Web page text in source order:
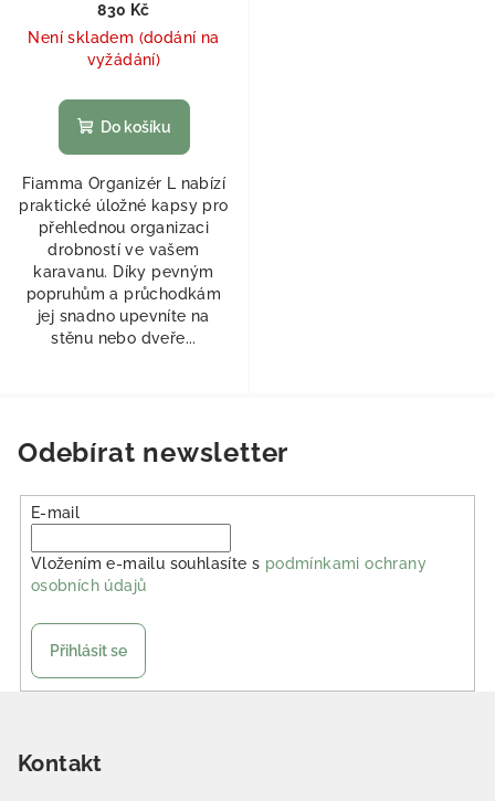
830 Kč
Není skladem (dodání na
vyžádání)
Do košíku
Fiamma Organizér L nabízí
praktické úložné kapsy pro
přehlednou organizaci
drobností ve vašem
karavanu. Díky pevným
popruhům a průchodkám
jej snadno upevníte na
stěnu nebo dveře...
Odebírat newsletter
E-mail
Vložením e-mailu souhlasíte s podmínkami ochrany
osobních údajů
Přihlásit se
Kontakt